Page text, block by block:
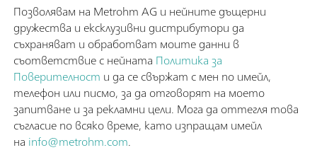
Позволявам на Metrohm AG и нейните дъщерни
дружества и ексклузивни дистрибутори да
съхраняват и обработват моите данни в
съответствие с нейната Политика за
Поверителност и да се свържат с мен по имейл,
телефон или писмо, за да отговорят на моето
запитване и за рекламни цели. Мога да оттегля това
съгласие по всяко време, като изпращам имейл
на info@metrohm.com.